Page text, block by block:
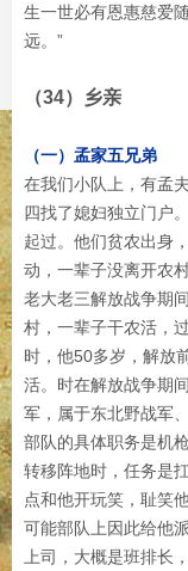
生一世必有恩惠慈爱
远。”
（34）乡亲
（一）孟家五兄弟
在我们小队上，有孟
四找了媳妇独立门户
起过。他们贫农出身
动，一辈子没离开农
老大老三解放战争期
村，一辈子干农活，
时，他50多岁，解放
活。时在解放战争期
军，属于东北野战军
部队的具体职务是机
转移阵地时，任务是
点和他开玩笑，耻笑
可能部队上因此给他
上司，大概是班排长